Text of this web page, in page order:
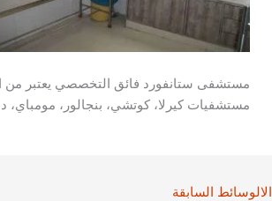
مستشفى ستانفورد فائق التخصصي يعتبر من
مستشفيات كيرلا، كوتشي، بنجالور، مومباي،
الالوسائط السابقة